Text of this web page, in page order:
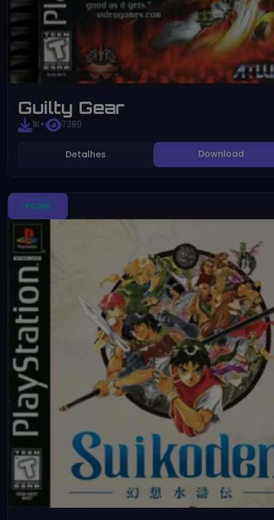
Guilty Gear
1K+ 7389
Detalhes Download
PSONE